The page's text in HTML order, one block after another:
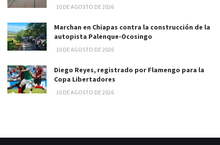
10 DE AGOSTO DE 2026
Marchan en Chiapas contra la construcción de la
autopista Palenque-Ocosingo
10 DE AGOSTO DE 2026
Diego Reyes, registrado por Flamengo para la
Copa Libertadores
10 DE AGOSTO DE 2026